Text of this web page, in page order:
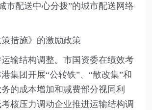
市配送中心分拨”的城市配送网络
施》的激励政策
结构调整。市国资委在绩效考
集团开展“公转铁”、“散改集”和
的成本增加和减费部分视同利
核压力调动企业推进运输结构调